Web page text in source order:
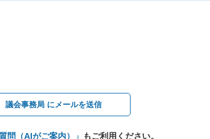
議会事務局 にメールを送信
問（AIがご案内）」 もご利用ください。